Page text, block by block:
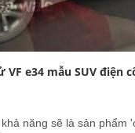
VF e34 mẫu SUV điện
năng sẽ là sản phẩm